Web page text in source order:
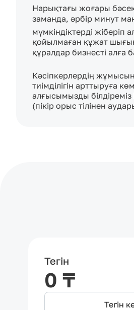
Нарықтағы жоғары
заманда, әрбір минут
мүмкіндіктерді жіберіп
қойылмаған құжат
құралдар бизнесті алға
Кәсіпкерлердің
тиімділігін арттыруға
алғысымызды білдіреміз
(пікір орыс тілінен
Тегін
0 ₸
Тегін